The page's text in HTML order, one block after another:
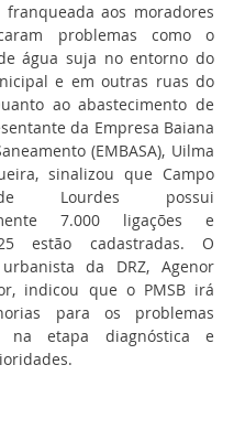
aos moradores
problemas como o
água suja no entorno do
e em outras ruas do
ao abastecimento de
da Empresa Baiana
(EMBASA), Uilma
sinalizou que Campo
Lourdes possui
7.000 ligações e
estão cadastradas. O
da DRZ, Agenor
indicou que o PMSB irá
para os problemas
na etapa diagnóstica e